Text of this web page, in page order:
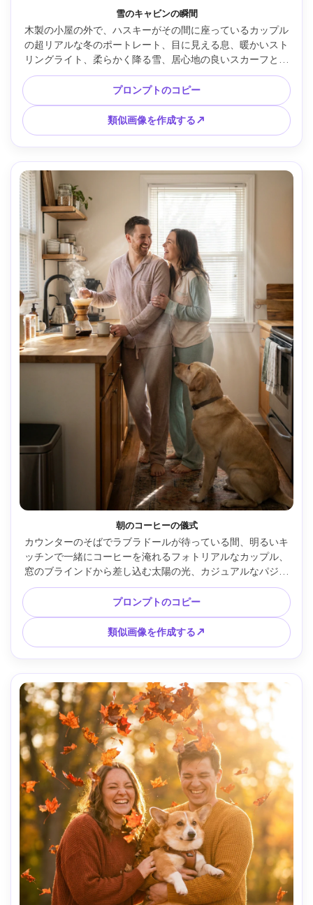
雪のキャビンの瞬間
木製の小屋の外で、ハスキーがその間に座っているカップル
の超リアルな冬のポートレート、目に見える息、暖かいスト
リングライト、柔らかく降る雪、居心地の良いスカーフとウ
ールのコート、優しい額のタッチ、Sony A1で撮影、85mm
f/1.8、柔らかい背景のボケ、暖かくて涼しいコントラスト、
さわやかな毛皮のディテール、編集冬の写真 --ar 4:5
プロンプトのコピー
類似画像を作成する↗
朝のコーヒーの儀式
カウンターのそばでラブラドールが待っている間、明るいキ
ッチンで一緒にコーヒーを淹れるフォトリアルなカップル、
窓のブラインドから差し込む太陽の光、カジュアルなパジャ
マ、マグカップから立ち上る蒸気、率直な笑顔、Canon EOS
R6 で撮影、35mm f/1.8、ドキュメンタリー スタイル、ナチ
ュラル カラー、リアルな肌の質感、高ディテール、居心地の
良い家の美学 --ar 4:5
プロンプトのコピー
類似画像を作成する↗